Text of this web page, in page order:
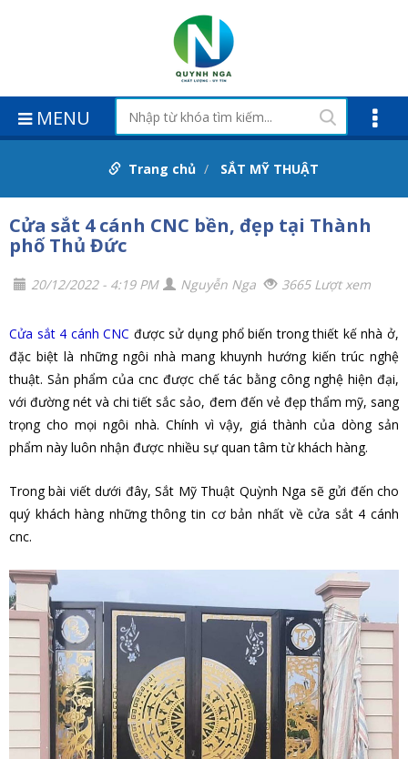
MENU
Trang chủ SẮT MỸ THUẬT
Cửa sắt 4 cánh CNC bền, đẹp tại Thành
phố Thủ Đức
20/12/2022 - 4:19 PM Nguyễn Nga 3665 Lượt xem
Cửa sắt 4 cánh CNC được sử dụng phổ biến trong thiết kế nhà ở,
đặc biệt là những ngôi nhà mang khuynh hướng kiến trúc nghệ
thuật. Sản phẩm của cnc được chế tác bằng công nghệ hiện đại,
với đường nét và chi tiết sắc sảo, đem đến vẻ đẹp thẩm mỹ, sang
trọng cho mọi ngôi nhà. Chính vì vậy, giá thành của dòng sản
phẩm này luôn nhận được nhiều sự quan tâm từ khách hàng.
Trong bài viết dưới đây, Sắt Mỹ Thuật Quỳnh Nga sẽ gửi đến cho
quý khách hàng những thông tin cơ bản nhất vềcửa sắt 4 cánh
cnc.